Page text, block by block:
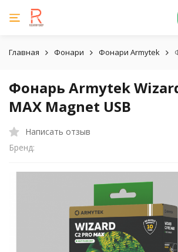
Главная Фонари Фонари Armytek
Фонарь Armytek
MAX Magnet USB
Написать отзыв
Бренд: